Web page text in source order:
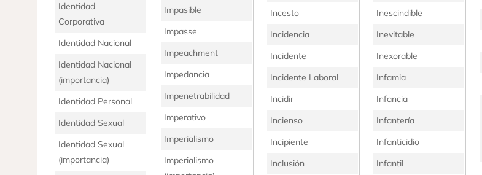
Identidad
Corporativa
Identidad Nacional
Identidad Nacional
(importancia)
Identidad Personal
Identidad Sexual
Identidad Sexual
(importancia)
Impasible
Impasse
Impeachment
Impedancia
Impenetrabilidad
Imperativo
Imperialismo
Imperialismo
Incesto
Incidencia
Incidente
Incidente Laboral
Incidir
Incienso
Incipiente
Inclusión
Inescindible
Inevitable
Inexorable
Infamia
Infancia
Infantería
Infanticidio
Infantil